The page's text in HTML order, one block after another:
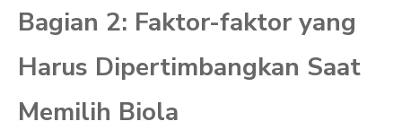
Bagian 2: Faktor-faktor yang
Harus Dipertimbangkan Saat
Memilih Biola